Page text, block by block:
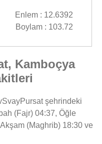
Enlem : 12.6392
Boylam : 103.72
Kamboçya
şehrindeki
(Fajr) 04:37, Öğle
(Maghrib) 18:30 ve